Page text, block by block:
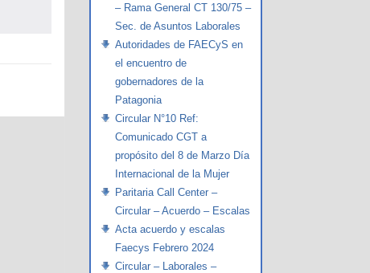
– Rama General CT 130/75 –
Sec. de Asuntos Laborales
Autoridades de FAECyS en
el encuentro de
gobernadores de la
Patagonia
Circular N°10 Ref:
Comunicado CGT a
propósito del 8 de Marzo Día
Internacional de la Mujer
Paritaria Call Center –
Circular – Acuerdo – Escalas
Acta acuerdo y escalas
Faecys Febrero 2024
Circular – Laborales –